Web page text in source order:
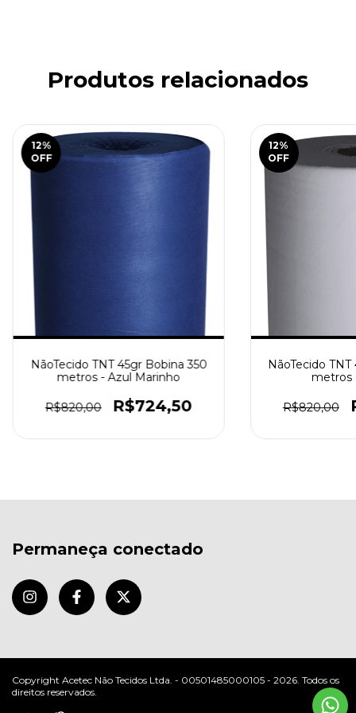
Produtos relacionados
12%
OFF
NãoTecido TNT 45gr Bobina 350
metros - Azul Marinho
R$820,00 R$724,50
12%
OFF
NãoTecido
metros
R$820,00
Permaneça conectado
Copyright Acetec Não Tecidos Ltda. - 00501485000105 - 2026. Todos os
direitos reservados.